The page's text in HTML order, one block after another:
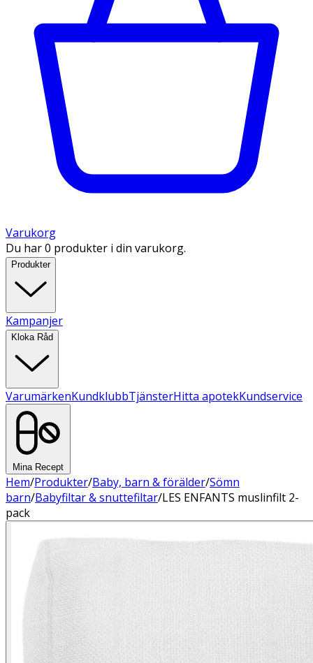
Varukorg
Du har 0 produkter i din varukorg.
Produkter
Kampanjer
Kloka Råd
VarumärkenKundklubbTjänsterHitta apotekKundservice
Mina Recept
Hem/Produkter/Baby, barn & förälder/Sömn
barn/Babyfiltar & snuttefiltar/LES ENFANTS muslinfilt 2-
pack